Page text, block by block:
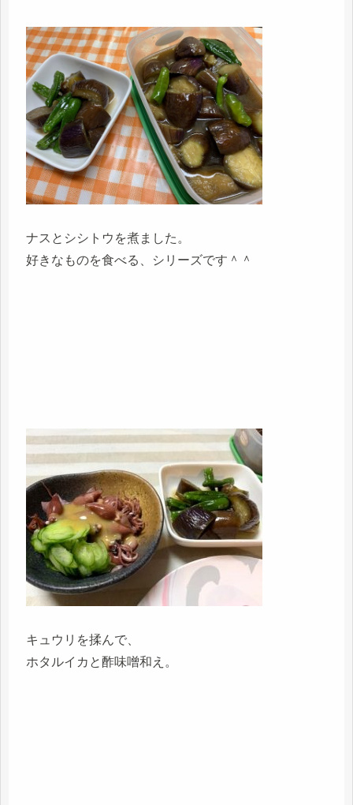
ナスとシシトウを煮ました。
好きなものを食べる、シリーズです＾＾
キュウリを揉んで、
ホタルイカと酢味噌和え。